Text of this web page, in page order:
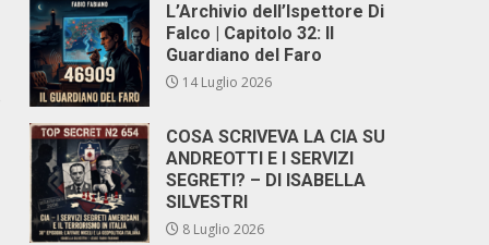
L’Archivio dell’Ispettore Di
Falco | Capitolo 32: Il
Guardiano del Faro
14 Luglio 2026
COSA SCRIVEVA LA CIA SU
ANDREOTTI E I SERVIZI
SEGRETI? – DI ISABELLA
SILVESTRI
8 Luglio 2026